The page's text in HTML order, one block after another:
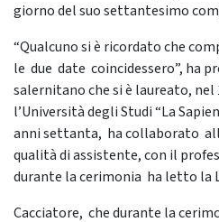
giorno del suo settantesimo
“Qualcuno si è ricordato che
le due date coincidessero”, ha
salernitano che si è laureato,
l’Università degli Studi “La
anni settanta, ha collaborato
qualità di assistente, con il
durante la cerimonia ha letto la
Cacciatore, che durante la